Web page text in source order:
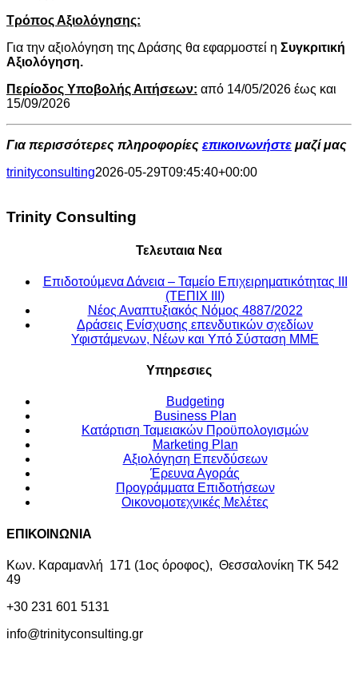
Τρόπος Αξιολόγησης:
Για την αξιολόγηση της Δράσης θα εφαρμοστεί η Συγκριτική
Αξιολόγηση.
Περίοδος Υποβολής Αιτήσεων: από 14/05/2026 έως και
15/09/2026
Για περισσότερες πληροφορίες επικοινωνήστε μαζί μας
trinityconsulting2026-05-29T09:45:40+00:00
Trinity Consulting
Τελευταια Νεα
Επιδοτούμενα Δάνεια – Ταμείο Επιχειρηματικότητας ΙΙΙ
(ΤΕΠΙΧ ΙΙΙ)
Νέος Αναπτυξιακός Νόμος 4887/2022
Δράσεις Ενίσχυσης επενδυτικών σχεδίων
Υφιστάμενων, Νέων και Υπό Σύσταση ΜΜΕ
Υπηρεσιες
Budgeting
Business Plan
Kατάρτιση Ταμειακών Προϋπολογισμών
Marketing Plan
Αξιολόγηση Επενδύσεων
Έρευνα Αγοράς
Προγράμματα Επιδοτήσεων
Οικονομοτεχνικές Μελέτες
ΕΠΙΚΟΙΝΩΝΙΑ
Κων. Καραμανλή 171 (1ος όροφος), Θεσσαλονίκη ΤΚ 542
49
+30 231 601 5131
info@trinityconsulting.gr